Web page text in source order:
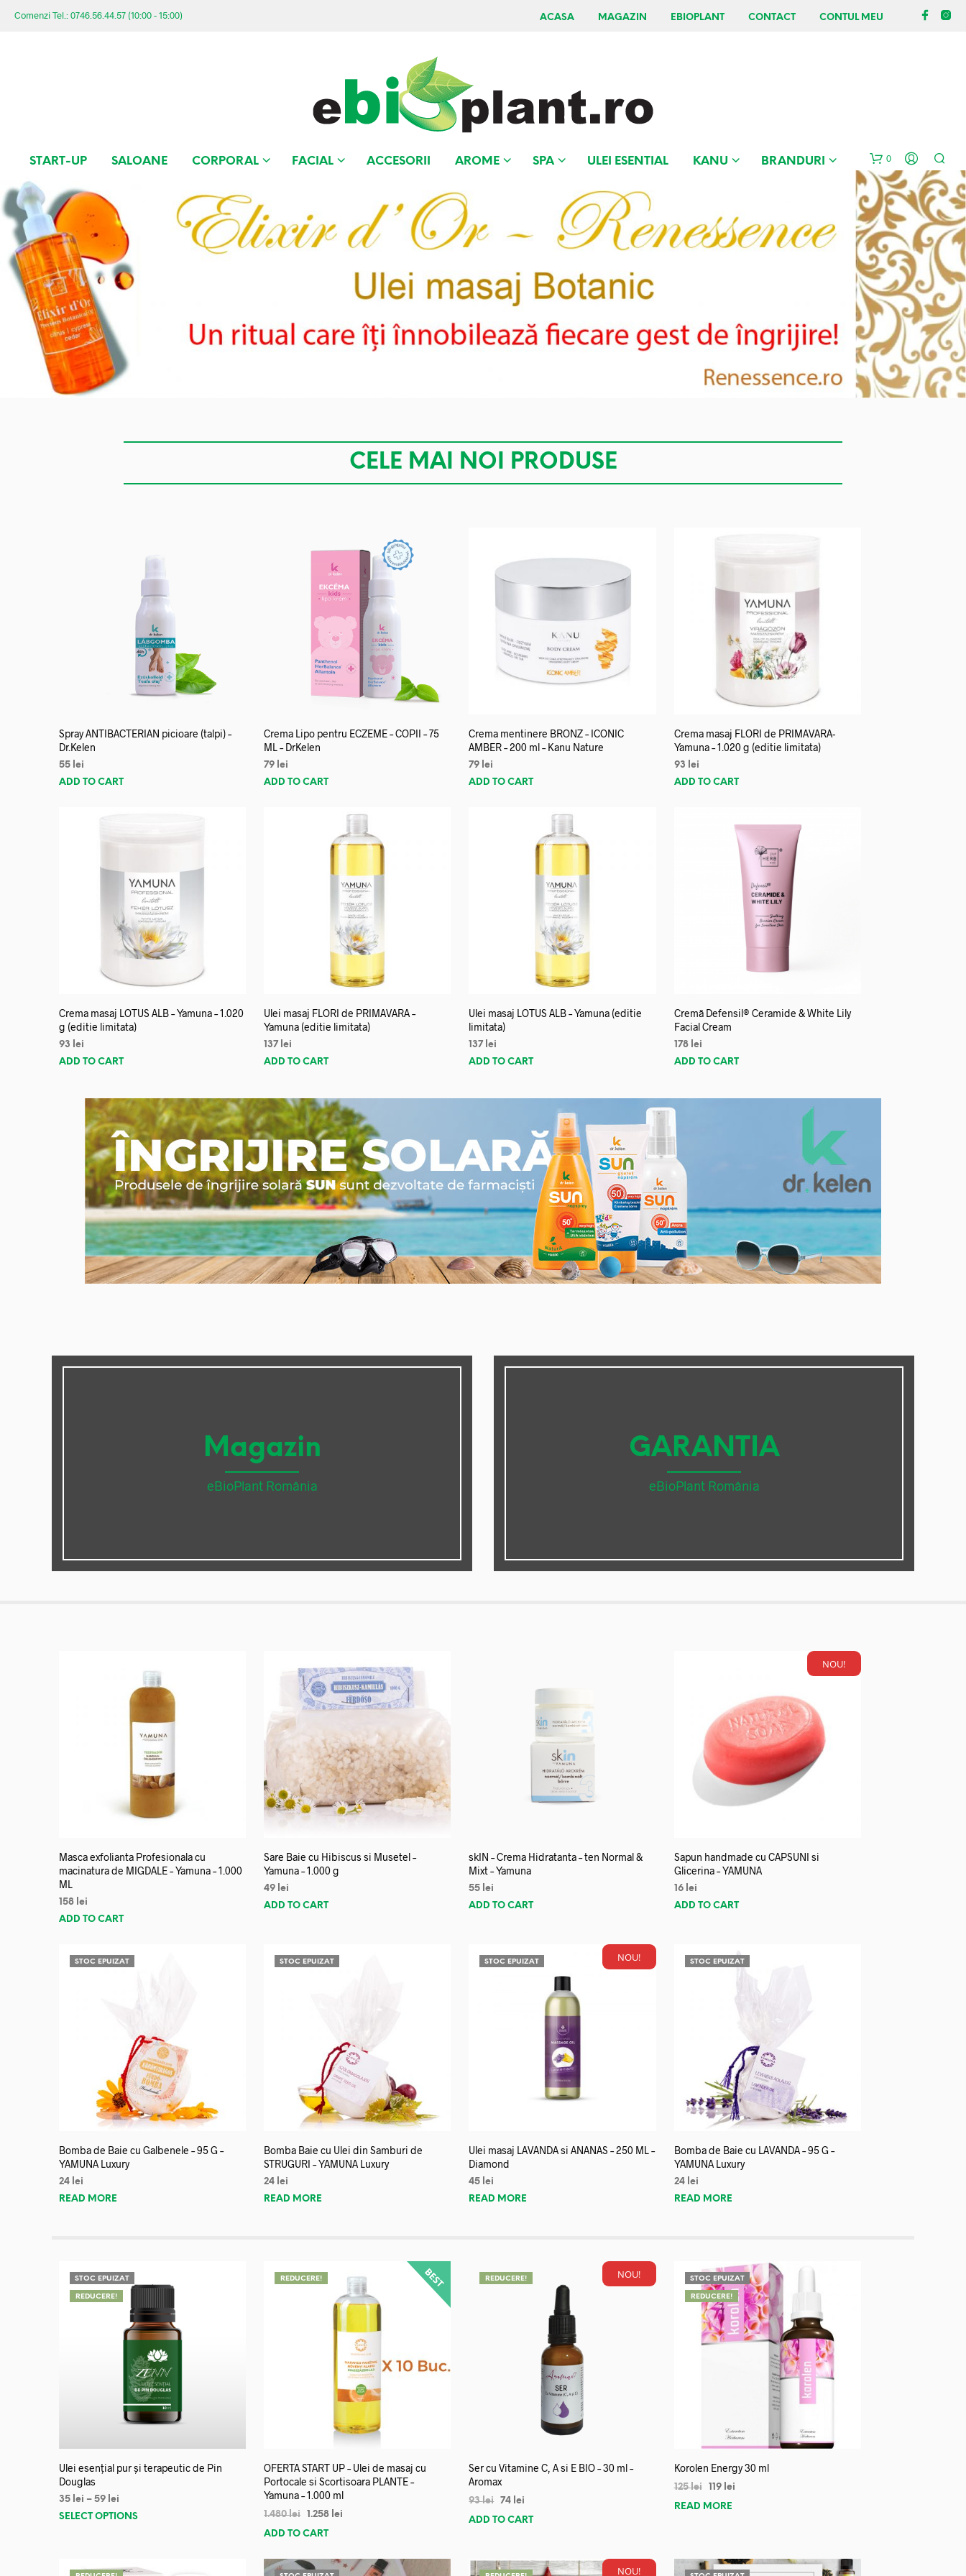
Comenzi Tel.: 0746.56.44.57 (10:00 - 15:00) ACASA MAGAZIN EBIOPLANT CONTACT CONTUL MEU
START-UP SALOANE CORPORAL FACIAL ACCESORII AROME SPA ULEI ESENTIAL KANU BRANDURI 0
CELE MAI NOI PRODUSE
Spray ANTIBACTERIAN picioare (talpi) –
Dr.Kelen
55 lei
ADD TO CART
Crema Lipo pentru ECZEME – COPII – 75
ML – DrKelen
79 lei
ADD TO CART
Crema mentinere BRONZ – ICONIC
AMBER – 200 ml – Kanu Nature
79 lei
ADD TO CART
Crema masaj FLORI de PRIMAVARA-
Yamuna – 1.020 g (editie limitata)
93
lei
ADD TO CART
Crema masaj LOTUS ALB – Yamuna – 1.020
g (editie limitata)
93
lei
ADD TO CART
Ulei masaj FLORI de PRIMAVARA –
Yamuna (editie limitata)
137 lei
ADD TO CART
Ulei masaj LOTUS ALB – Yamuna (editie
limitata)
137 lei
ADD TO CART
Cremă Defensil® Ceramide & White Lily
Facial Cream
178 lei
ADD TO CART
Magazin
eBioPlant România
GARANTIA
eBioPlant România
Masca exfolianta Profesionala cu
macinatura de MIGDALE – Yamuna – 1.000
ML
158 lei
ADD TO CART
Sare Baie cu Hibiscus si Musetel –
Yamuna – 1.000 g
49 lei
ADD TO CART
skIN – Crema Hidratanta – ten Normal &
Mixt – Yamuna
55 lei
ADD TO CART
NOU!
Sapun handmade cu CAPSUNI si
Glicerina – YAMUNA
16 lei
ADD TO CART
STOC EPUIZAT
Bomba de Baie cu Galbenele – 95 G –
YAMUNA Luxury
24 lei
READ MORE
STOC EPUIZAT
Bomba Baie cu Ulei din Samburi de
STRUGURI – YAMUNA Luxury
24 lei
READ MORE
NOU!
STOC EPUIZAT
Ulei masaj LAVANDA si ANANAS – 250 ML –
Diamond
45 lei
READ MORE
STOC EPUIZAT
Bomba de Baie cu LAVANDA – 95 G –
YAMUNA Luxury
24 lei
READ MORE
STOC EPUIZAT
REDUCERE!
Ulei esențial pur și terapeutic de Pin
Douglas
35 lei – 59 lei
SELECT OPTIONS
REDUCERE!
OFERTA START UP – Ulei de masaj cu
Portocale si Scortisoara PLANTE –
Yamuna – 1.000 ml
1.480lei 1.258 lei
ADD TO CART
NOU!
REDUCERE!
Ser cu Vitamine C, A si E BIO – 30 ml –
Aromax
93lei 74 lei
ADD TO CART
STOC EPUIZAT
REDUCERE!
Korolen Energy 30 ml
125lei 119 lei
READ MORE
NOU!